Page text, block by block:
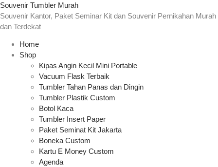
Souvenir Tumbler Murah
Souvenir Kantor, Paket Seminar Kit dan Souvenir Pernikahan Murah
dan Terdekat
Home
Shop
Kipas Angin Kecil Mini Portable
Vacuum Flask Terbaik
Tumbler Tahan Panas dan Dingin
Tumbler Plastik Custom
Botol Kaca
Tumbler Insert Paper
Paket Seminat Kit Jakarta
Boneka Custom
Kartu E Money Custom
Agenda